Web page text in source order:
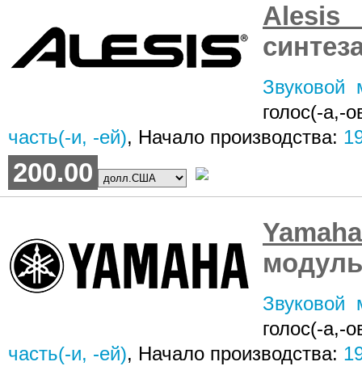
Звуковой
голос(-
часть(-и, -ей), Начало производства:
200.00
Звуковой
голос(-
часть(-и, -ей), Начало производства: